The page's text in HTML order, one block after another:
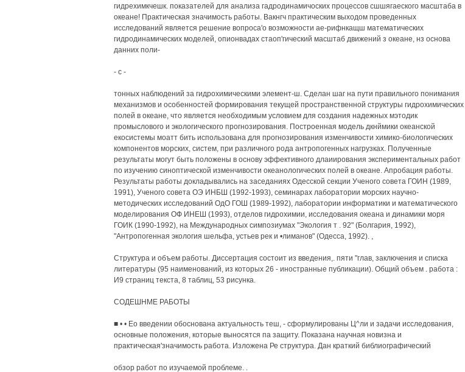
гидрехимкчешк. показателей для анализа гадродинамичоских процессов сшшягаеского масштаба в
океане! Практическая значимость работы. Вакнгч практическим выходом проведенных
исследований является решение вопроса'о возможности ае-рифнкащш математических
гидродинамических моделей, опионвадах стаоп'гический масштаб движений з океане, нз основа
данних поли-
- с -
тонных наблюдений за гидрохимическими элемент-ш. Сделан шаг на пути правильного понимания
механизмов и особенностей формирования текущей пространственной структуры гидрохимических
полей в океане, что является необходимым условием для создания надежных мэтодик
промыслового и экологического прогнозирования. Построенная модель дкнймики океанской
екосистемы моатт бить использована для прогнозирования изменчивости химико-биологических
компонентов морских, систем, при различного рода антропогенных нагрузках. Полученные
результаты могут быть положены в основу эффективного длаиирования экспериментальных работ
по изучению синоптической изменчивости океанологических полей в океане. Апробация работы.
Результаты работы докладывались на заседаниях Одесской секции Ученого совета ГОИН (1989,
1991), Ученого совета ОЭ ИНБШ (1992-1993), семинарах лаборатории морских научно-
методических исследований ОдО ГОШ (1989-1992), лаборатории информатики и математического
моделирования ОФ ИНЕШ (1993), отделов гидрохимии, исследования океана и динамики моря
ГОИК (1990-1992), на Международных симпозиумах "Экология т . 92" (Болгария, 1992),
"Антропогенная экология шельфа, устьев рек и •лиманов" (Одесса, 1992). ,
Структура и объем работы. Диссертация состоит из введения,. пяти "глав, заключения и списка
литературы (95 наименований, из которых 26 - иностранные публикации). Общий объем . работа :
И9 страниц текста, 8 таблиц, 53 рисунка.
СОДЕШНМЕ РАБОТЫ
■ • • Ео введении обоснована актуальность теш, - сформулированы Ц^ли и задачи исследования,
основные положения, которые выносятся па защиту. Показана научная новизна и
практическая'значимость работа. Изложена Ре структура. Дан краткий библиографический
обзор работ по изучаемой проблеме. .